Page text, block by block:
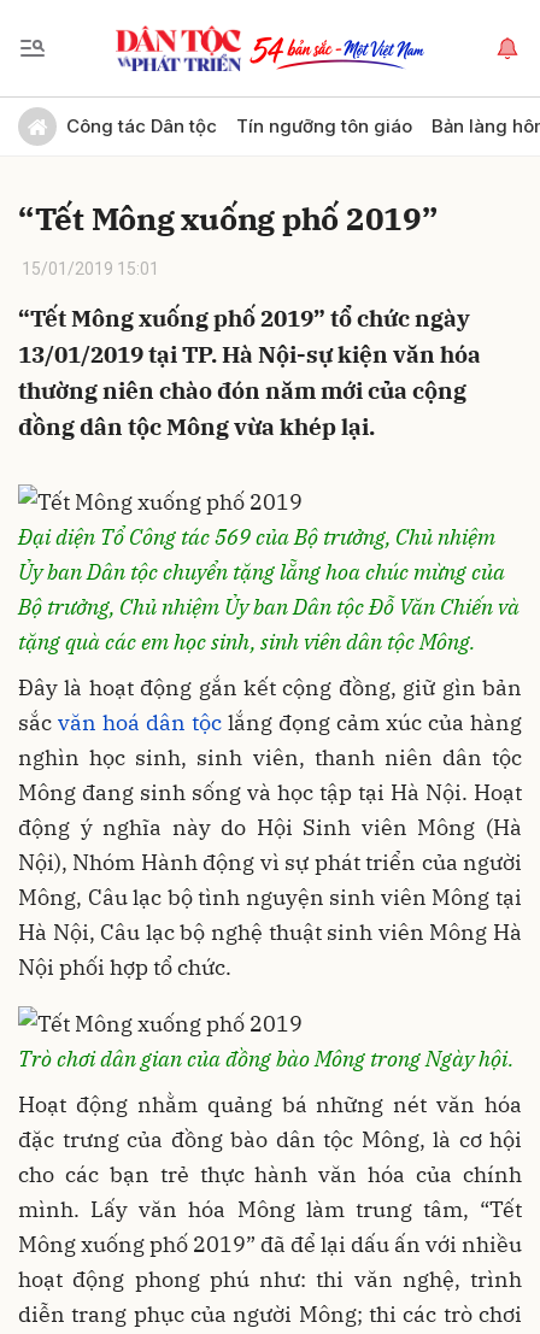
Công tác Dân tộc Tín ngưỡng tôn giáo Bản làng
“Tết Mông xuống phố 2019”
15/01/2019 15:01
“Tết Mông xuống phố 2019” tổ chức ngày
13/01/2019 tại TP. Hà Nội-sự kiện văn hóa
thường niên chào đón năm mới của cộng
đồng dân tộc Mông vừa khép lại.
Đại diện Tổ Công tác 569 của Bộ trưởng, Chủ nhiệm
Ủy ban Dân tộc chuyển tặng lẵng hoa chúc mừng của
Bộ trưởng, Chủ nhiệm Ủy ban Dân tộc Đỗ Văn Chiến và
tặng quà các em học sinh, sinh viên dân tộc Mông.
Đây là hoạt động gắn kết cộng đồng, giữ gìn bản
sắc văn hoá dân tộc lắng đọng cảm xúc của hàng
nghìn học sinh, sinh viên, thanh niên dân tộc
Mông đang sinh sống và học tập tại Hà Nội. Hoạt
động ý nghĩa này do Hội Sinh viên Mông (Hà
Nội), Nhóm Hành động vì sự phát triển của người
Mông, Câu lạc bộ tình nguyện sinh viên Mông tại
Hà Nội, Câu lạc bộ nghệ thuật sinh viên Mông Hà
Nội phối hợp tổ chức.
Trò chơi dân gian của đồng bào Mông trong Ngày hội.
Hoạt động nhằm quảng bá những nét văn hóa
đặc trưng của đồng bào dân tộc Mông, là cơ hội
cho các bạn trẻ thực hành văn hóa của chính
mình. Lấy văn hóa Mông làm trung tâm, “Tết
Mông xuống phố 2019” đã để lại dấu ấn với nhiều
hoạt động phong phú như: thi văn nghệ, trình
diễn trang phục của người Mông; thi các trò chơi
Gửi bình luận
Hủy Gửi